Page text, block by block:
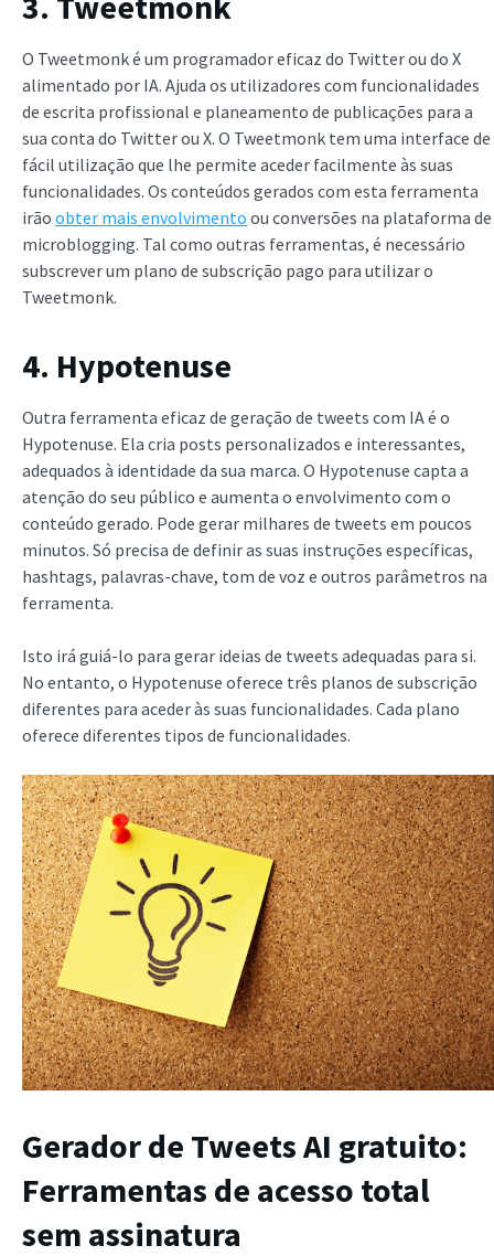
O Tweetmonk é um programador eficaz do Twitter ou do X
alimentado por IA. Ajuda os utilizadores com funcionalidades
de escrita profissional e planeamento de publicações para a
sua conta do Twitter ou X. O Tweetmonk tem uma interface de
fácil utilização que lhe permite aceder facilmente às suas
funcionalidades. Os conteúdos gerados com esta ferramenta
irão obter mais envolvimento ou conversões na plataforma de
microblogging. Tal como outras ferramentas, é necessário
subscrever um plano de subscrição pago para utilizar o
Tweetmonk.
4. Hypotenuse
Outra ferramenta eficaz de geração de tweets com IA é o
Hypotenuse. Ela cria posts personalizados e interessantes,
adequados à identidade da sua marca. O Hypotenuse capta a
atenção do seu público e aumenta o envolvimento com o
conteúdo gerado. Pode gerar milhares de tweets em poucos
minutos. Só precisa de definir as suas instruções específicas,
hashtags, palavras-chave, tom de voz e outros parâmetros na
ferramenta.
Isto irá guiá-lo para gerar ideias de tweets adequadas para si.
No entanto, o Hypotenuse oferece três planos de subscrição
diferentes para aceder às suas funcionalidades. Cada plano
oferece diferentes tipos de funcionalidades.
Gerador de Tweets AI gratuito:
Ferramentas de acesso total
sem assinatura